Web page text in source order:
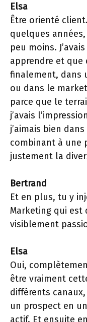
Elsa
Être orienté
quelques
peu moins.
apprendre et que
finalement, dans
ou dans le
parce que le
j’avais
j’aimais bien
combinant à une
justement la
Bertrand
Et en plus, tu y
Marketing qui est
visiblement
Elsa
Oui,
être vraiment
différents
un prospect en
actif. Et ensuite